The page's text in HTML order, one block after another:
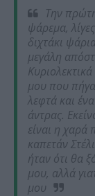
Την
ψάρεμα,
διχτάκι
μεγάλη
μου που
λεφτά και
άντρας.
είναι η χαρά
καπετάν
ήταν ότι θα
μου, αλλά
μου